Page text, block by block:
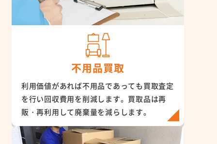
不用品買取
利用価値があれば不用品であっても買取査定
を行い回収費用を削減します。買取品は再
販・再利用して廃棄量を減らします。